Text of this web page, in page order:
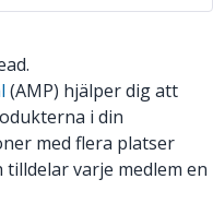
(AMP) hjälper dig att
i din
med flera platser
varje medlem en